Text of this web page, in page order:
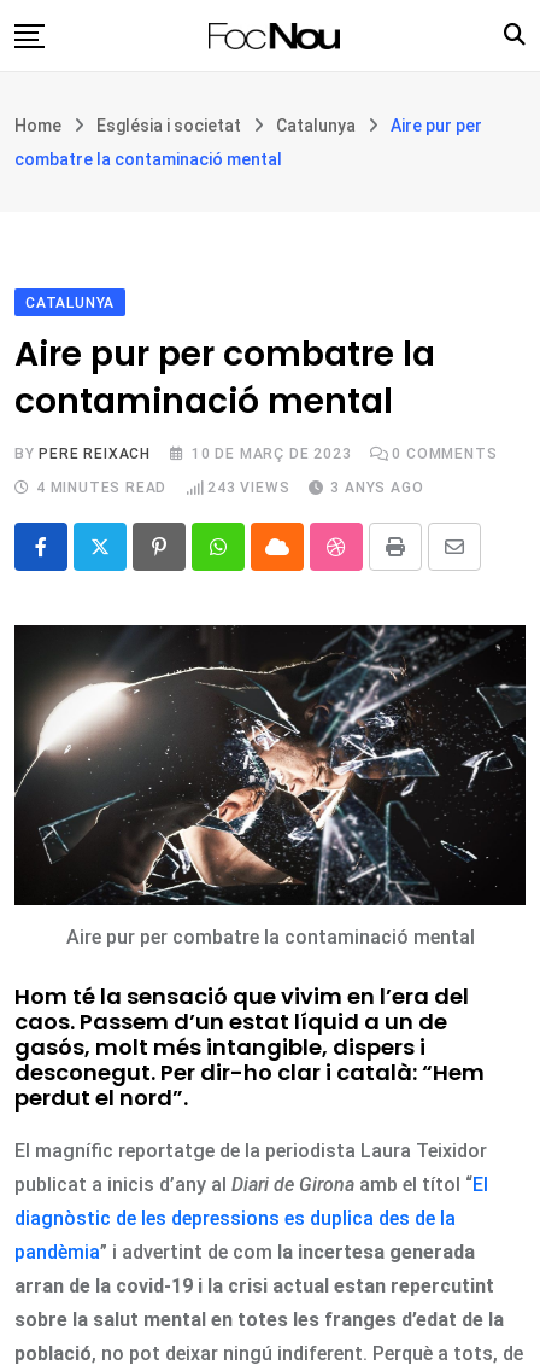
to
Filosofia i teologia
Botiga
Home Església i societat Catalunya
Aire pur per
combatre la contaminació mental
CATALUNYA
Aire pur per combatre la
contaminació mental
BY PERE REIXACH 10 DE MARÇ DE 2023 0 COMMENTS
4 MINUTES READ
243 VIEWS 3 ANYS AGO
PinterestWhatsappCloud StumbleUpon
Print
Share
Email
Aire pur per combatre la contaminació mental
Hom té la sensació que vivim en l’era del
caos. Passem d’un estat líquid a un de
gasós, molt més intangible, dispers i
desconegut. Per dir-ho clar i català: “Hem
perdut el nord”.
El magnífic reportatge de la periodista Laura Teixidor
publicat a inicis d’any al Diari de Girona amb el títol “El
diagnòstic de les depressions es duplica des de la
pandèmia” i advertint de com la incertesa generada
arran de la covid-19 i la crisi actual estan repercutint
sobre la salut mental en totes les franges d’edat de la
població, no pot deixar ningú indiferent. Perquè a tots, de